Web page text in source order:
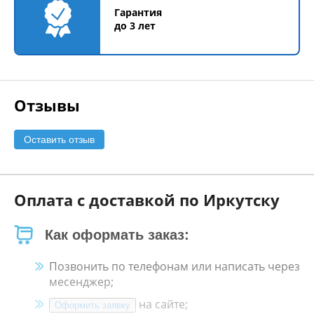
Гарантия
до 3 лет
Отзывы
Оставить отзыв
Оплата с доставкой по Иркутску
Как оформать заказ:
Позвонить по телефонам или написать через
месенджер;
Оформить заявку
на сайте;